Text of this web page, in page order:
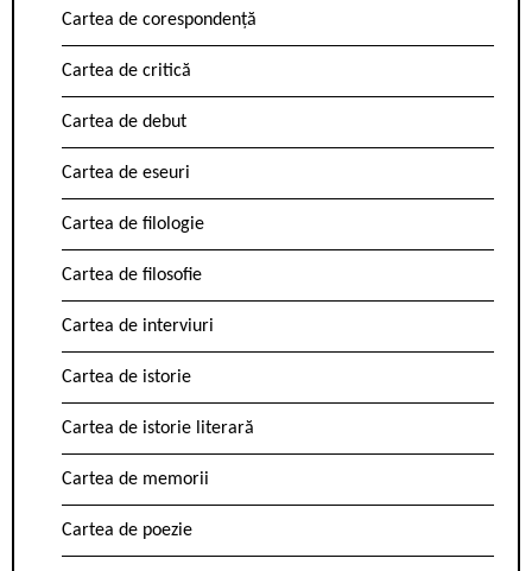
Cartea de corespondență
Cartea de critică
Cartea de debut
Cartea de eseuri
Cartea de filologie
Cartea de filosofie
Cartea de interviuri
Cartea de istorie
Cartea de istorie literară
Cartea de memorii
Cartea de poezie